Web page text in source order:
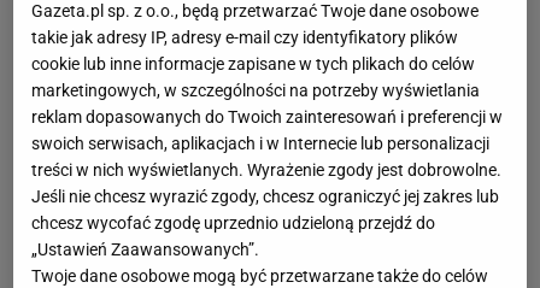
Gazeta.pl sp. z o.o., będą przetwarzać Twoje dane osobowe
takie jak adresy IP, adresy e-mail czy identyfikatory plików
cookie lub inne informacje zapisane w tych plikach do celów
marketingowych, w szczególności na potrzeby wyświetlania
reklam dopasowanych do Twoich zainteresowań i preferencji w
swoich serwisach, aplikacjach i w Internecie lub personalizacji
treści w nich wyświetlanych. Wyrażenie zgody jest dobrowolne.
Jeśli nie chcesz wyrazić zgody, chcesz ograniczyć jej zakres lub
chcesz wycofać zgodę uprzednio udzieloną przejdź do
„Ustawień Zaawansowanych”.
Twoje dane osobowe mogą być przetwarzane także do celów